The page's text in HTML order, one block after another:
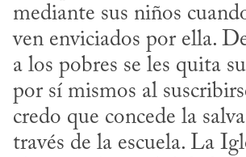
mediante sus niños
ven enviciados por ella.
a los pobres se les quita
por sí mismos al
credo que concede la
través de la escuela. La